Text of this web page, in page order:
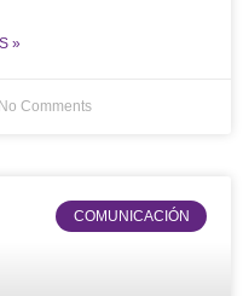
»
No Comments
COMUNICACIÓN